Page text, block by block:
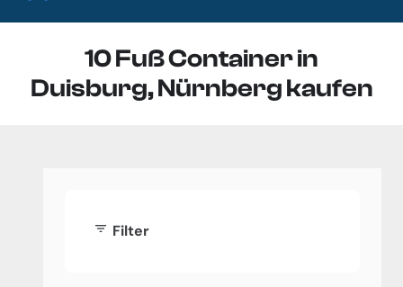
10 Fuß Container in
Duisburg, Nürnberg kaufen
filter_list Filter